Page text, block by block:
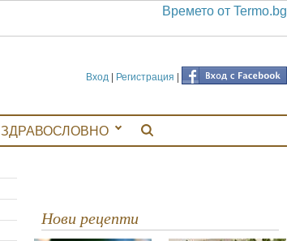
Времето от Termo.bg
Вход | Регистрация |
ЗДРАВОСЛОВНО
Нови рецепти